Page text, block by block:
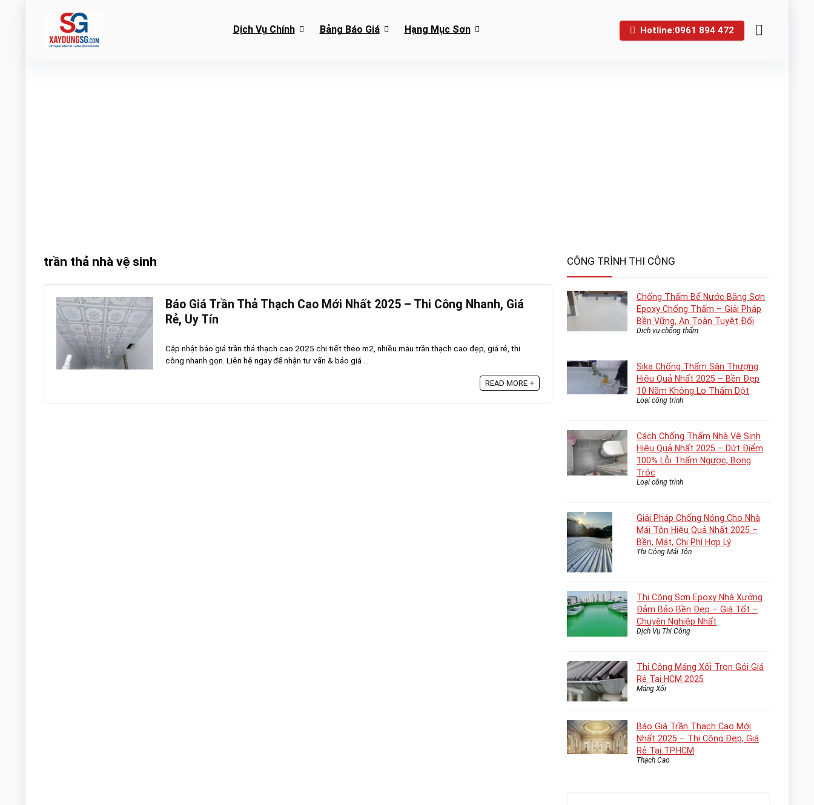
Dịch Vụ Chính Bảng Báo Giá Hạng Mục Sơn Hotline:0961 894 472
trần thả nhà vệ sinh
Báo Giá Trần Thả Thạch Cao Mới Nhất 2025 – Thi Công Nhanh, Giá
Rẻ, Uy Tín
Cập nhật báo giá trần thả thạch cao 2025 chi tiết theo m2, nhiều mẫu trần thạch cao đẹp, giá rẻ, thi
công nhanh gọn. Liên hệ ngay để nhận tư vấn & báo giá ...
READ MORE +
CÔNG TRÌNH THI CÔNG
Chống Thấm Bể Nước Bằng Sơn
Epoxy Chống Thấm – Giải Pháp
Bền Vững, An Toàn Tuyệt Đối
Dịch vụ chống thấm
Sika Chống Thấm Sân Thượng
Hiệu Quả Nhất 2025 – Bền Đẹp
10 Năm Không Lo Thấm Dột
Loại công trình
Cách Chống Thấm Nhà Vệ Sinh
Hiệu Quả Nhất 2025 – Dứt Điểm
100% Lỗi Thấm Ngược, Bong
Tróc
Loại công trình
Giải Pháp Chống Nóng Cho Nhà
Mái Tôn Hiệu Quả Nhất 2025 –
Bền, Mát, Chi Phí Hợp Lý
Thi Công Mái Tôn
Thi Công Sơn Epoxy Nhà Xưởng
Đảm Bảo Bền Đẹp – Giá Tốt –
Chuyên Nghiệp Nhất
Dịch Vụ Thi Công
Thi Công Máng Xối Trọn Gói Giá
Rẻ Tại HCM 2025
Máng Xối
Báo Giá Trần Thạch Cao Mới
Nhất 2025 – Thi Công Đẹp, Giá
Rẻ Tại TP.HCM
Thạch Cao